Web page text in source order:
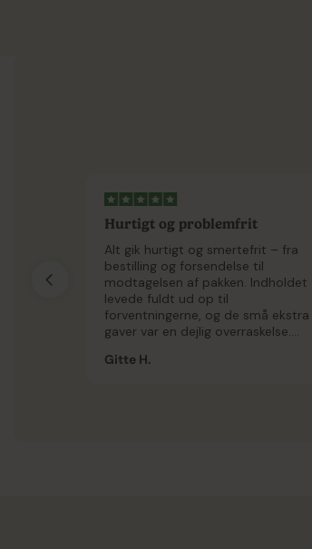
Hurtigt og problemfrit
Alt gik hurtigt og smertefrit – fra
bestilling og forsendelse til
modtagelsen af pakken. Indholdet
levede fuldt ud op til
forventningerne, og de små ekstra
gaver var en dejlig overraskelse.
spireglasset, når jeg kommer hjem
Gitte H.